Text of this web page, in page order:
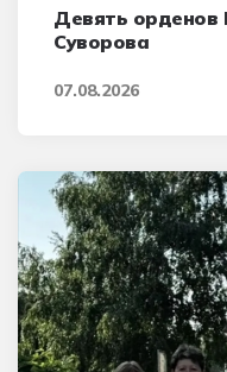
Девять орденов
Суворова
07.08.2026